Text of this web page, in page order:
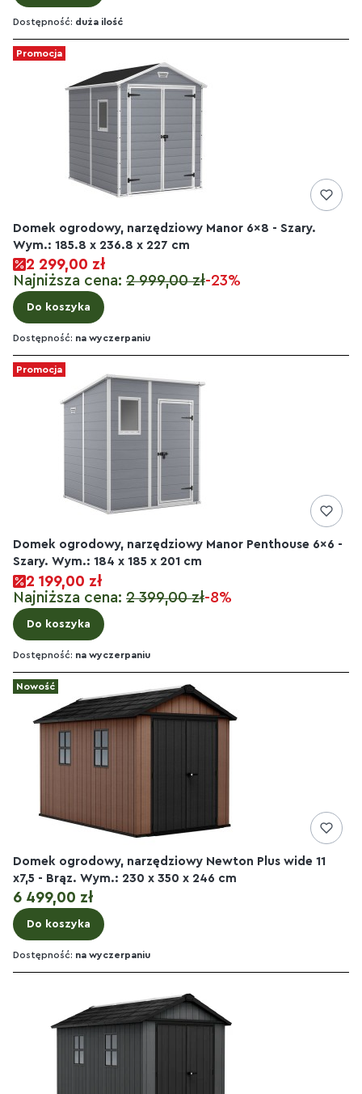
Dostępność: duża ilość
Promocja
Domek ogrodowy, narzędziowy Manor 6x8 - Szary.
Wym.: 185.8 x 236.8 x 227 cm
2 299,00 zł
Najniższa cena: 2 999,00 zł-23%
Do koszyka
Dostępność: na wyczerpaniu
Promocja
Domek ogrodowy, narzędziowy Manor Penthouse 6x6 -
Szary. Wym.: 184 x 185 x 201 cm
2 199,00 zł
Najniższa cena: 2 399,00 zł-8%
Do koszyka
Dostępność: na wyczerpaniu
Nowość
Domek ogrodowy, narzędziowy Newton Plus wide 11
x7,5 - Brąz. Wym.: 230 x 350 x 246 cm
Cena
6 499,00 zł
Do koszyka
Dostępność: na wyczerpaniu